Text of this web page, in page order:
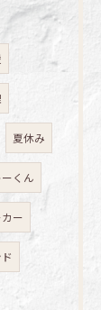
夏休み
くん
ー